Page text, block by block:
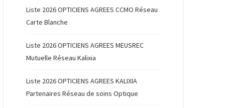
Liste 2026 OPTICIENS AGREES CCMO Réseau
Carte Blanche
Liste 2026 OPTICIENS AGREES MEUSREC
Mutuelle Réseau Kalixia
Liste 2026 OPTICIENS AGREES KALIXIA
Partenaires Réseau de soins Optique